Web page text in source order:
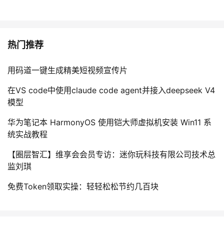
热门推荐
用码道一键生成精美短视频宣传片
在VS code中使用claude code agent并接入deepseek V4
模型
华为笔记本 HarmonyOS 使用铠大师虚拟机安装 Win11 系
统实战教程
【圈层智汇】维享会会员专访：迷你玩科技有限公司技术总
监刘琪
免费Token领取实操：轻轻松松节约几百块